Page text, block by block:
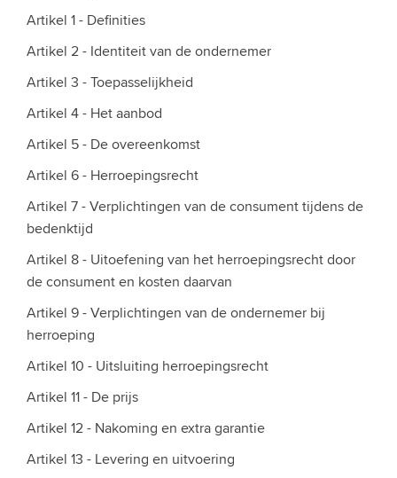
Artikel 1 - Definities
Artikel 2 - Identiteit van de ondernemer
Artikel 3 - Toepasselijkheid
Artikel 4 - Het aanbod
Artikel 5 - De overeenkomst
Artikel 6 - Herroepingsrecht
Artikel 7 - Verplichtingen van de consument tijdens de
bedenktijd
Artikel 8 - Uitoefening van het herroepingsrecht door
de consument en kosten daarvan
Artikel 9 - Verplichtingen van de ondernemer bij
herroeping
Artikel 10 - Uitsluiting herroepingsrecht
Artikel 11 - De prijs
Artikel 12 - Nakoming en extra garantie
Artikel 13 - Levering en uitvoering